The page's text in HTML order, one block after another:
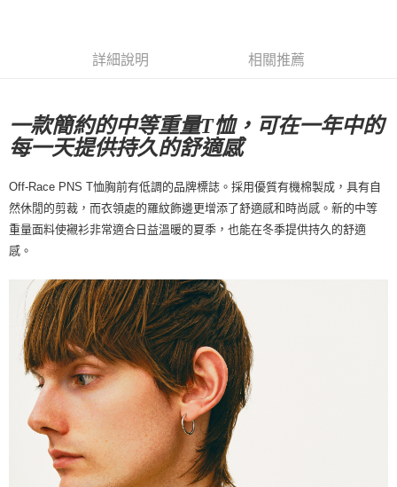
付款後7-11取貨
每筆NT$80，滿NT$10,000(含以上)免運費
每筆NT$130，滿NT$10,000(含以上)免運費
詳細說明 相關推薦
一款簡約的中等重量T恤，可在一年中的
每一天提供持久的舒適感
Off-Race PNS T恤胸前有低調的品牌標誌。採用優質有機棉製成，具有自
然休閒的剪裁，而衣領處的羅紋飾邊更增添了舒適感和時尚感。新的中等
重量面料使襯衫非常適合日益溫暖的夏季，也能在冬季提供持久的舒適
感。